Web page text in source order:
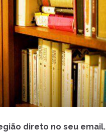
direto no seu email.